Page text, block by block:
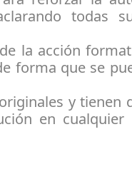
todas
la acción
forma que se
y tienen
en cualquier